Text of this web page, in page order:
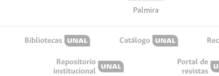
Palmira
Bibliotecas Catálogo
Repositorio
institucional
Portal de
revistas